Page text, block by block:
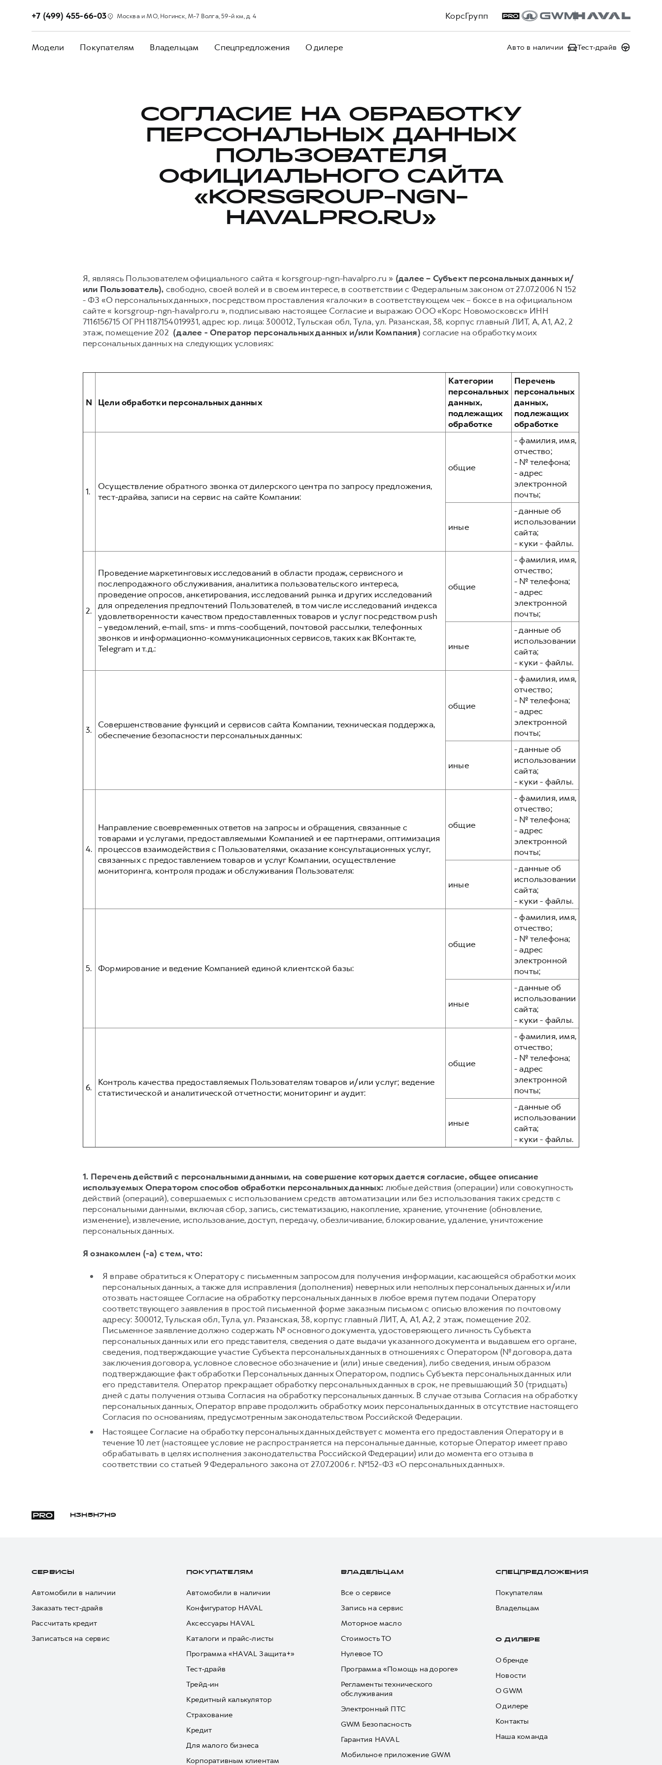
КорсГрупп
+7 (499) 455-66-03 Москва и МО, Ногинск, М-7 Волга, 59-й км, д. 4
Модели Покупателям Владельцам Спецпредложения О дилере Авто в наличии Тест-драйв
СОГЛАСИЕ НА ОБРАБОТКУ
ПЕРСОНАЛЬНЫХ ДАННЫХ
ПОЛЬЗОВАТЕЛЯ
ОФИЦИАЛЬНОГО САЙТА
«KORSGROUP-NGN-
HAVALPRO.RU»
Я, являясь Пользователем официального сайта « korsgroup-ngn-havalpro.ru » (далее – Субъект персональных данных и/
или Пользователь), свободно, своей волей и в своем интересе, в соответствии с Федеральным законом от 27.07.2006 N 152
- ФЗ «О персональных данных», посредством проставления «галочки» в соответствующем чек – боксе в на официальном
сайте « korsgroup-ngn-havalpro.ru », подписываю настоящее Согласие и выражаю ООО «Корс Новомосковск» ИНН
7116156715 ОГРН 1187154019931, адрес юр. лица: 300012, Тульская обл, Тула, ул. Рязанская, 38, корпус главный ЛИТ, А, А1, А2, 2
этаж, помещение 202 (далее - Оператор персональных данных и/или Компания) согласие на обработку моих
персональных данных на следующих условиях:
N Цели обработки персональных данных
Категории
персональных
данных,
подлежащих
обработке
Перечень
персональных
данных,
подлежащих
обработке
1.
Осуществление обратного звонка от дилерского центра по запросу предложения,
тест-драйва, записи на сервис на сайте Компании:
общие
- фамилия, имя,
отчество;
- № телефона;
- адрес
электронной
почты;
иные
- данные об
использовании
сайта;
- куки - файлы.
2.
Проведение маркетинговых исследований в области продаж, сервисного и
послепродажного обслуживания, аналитика пользовательского интереса,
проведение опросов, анкетирования, исследований рынка и других исследований
для определения предпочтений Пользователей, в том числе исследований индекса
удовлетворенности качеством предоставленных товаров и услуг посредством push
– уведомлений, e-mail, sms- и mms-сообщений, почтовой рассылки, телефонных
звонков и информационно-коммуникационных сервисов, таких как ВКонтакте,
Telegram и т.д.:
общие
- фамилия, имя,
отчество;
- № телефона;
- адрес
электронной
почты;
иные
- данные об
использовании
сайта;
- куки - файлы.
3.
Совершенствование функций и сервисов сайта Компании, техническая поддержка,
обеспечение безопасности персональных данных:
общие
- фамилия, имя,
отчество;
- № телефона;
- адрес
электронной
почты;
иные
- данные об
использовании
сайта;
- куки - файлы.
4.
Направление своевременных ответов на запросы и обращения, связанные с
товарами и услугами, предоставляемыми Компанией и ее партнерами, оптимизация
процессов взаимодействия с Пользователями, оказание консультационных услуг,
связанных с предоставлением товаров и услуг Компании, осуществление
мониторинга, контроля продаж и обслуживания Пользователя:
общие
- фамилия, имя,
отчество;
- № телефона;
- адрес
электронной
почты;
иные
- данные об
использовании
сайта;
- куки - файлы.
5. Формирование и ведение Компанией единой клиентской базы:
общие
- фамилия, имя,
отчество;
- № телефона;
- адрес
электронной
почты;
иные
- данные об
использовании
сайта;
- куки - файлы.
6.
Контроль качества предоставляемых Пользователям товаров и/или услуг; ведение
статистической и аналитической отчетности; мониторинг и аудит:
общие
- фамилия, имя,
отчество;
- № телефона;
- адрес
электронной
почты;
иные
- данные об
использовании
сайта;
- куки - файлы.
1. Перечень действий с персональными данными, на совершение которых дается согласие, общее описание
используемых Оператором способов обработки персональных данных: любые действия (операции) или совокупность
действий (операций), совершаемых с использованием средств автоматизации или без использования таких средств с
персональными данными, включая сбор, запись, систематизацию, накопление, хранение, уточнение (обновление,
изменение), извлечение, использование, доступ, передачу, обезличивание, блокирование, удаление, уничтожение
персональных данных.
Я ознакомлен (-а) с тем, что:
Я вправе обратиться к Оператору с письменным запросом для получения информации, касающейся обработки моих
персональных данных, а также для исправления (дополнения) неверных или неполных персональных данных и/или
отозвать настоящее Согласие на обработку персональных данных в любое время путем подачи Оператору
соответствующего заявления в простой письменной форме заказным письмом с описью вложения по почтовому
адресу: 300012, Тульская обл, Тула, ул. Рязанская, 38, корпус главный ЛИТ, А, А1, А2, 2 этаж, помещение 202.
Письменное заявление должно содержать № основного документа, удостоверяющего личность Субъекта
персональных данных или его представителя, сведения о дате выдачи указанного документа и выдавшем его органе,
сведения, подтверждающие участие Субъекта персональных данных в отношениях с Оператором (№ договора, дата
заключения договора, условное словесное обозначение и (или) иные сведения), либо сведения, иным образом
подтверждающие факт обработки Персональных данных Оператором, подпись Субъекта персональных данных или
его представителя. Оператор прекращает обработку персональных данных в срок, не превышающий 30 (тридцать)
дней с даты получения отзыва Согласия на обработку персональных данных. В случае отзыва Согласия на обработку
персональных данных, Оператор вправе продолжить обработку моих персональных данных в отсутствие настоящего
Согласия по основаниям, предусмотренным законодательством Российской Федерации.
Настоящее Согласие на обработку персональных данных действует с момента его предоставления Оператору и в
течение 10 лет (настоящее условие не распространяется на персональные данные, которые Оператор имеет право
обрабатывать в целях исполнения законодательства Российской Федерации) или до момента его отзыва в
соответствии со статьей 9 Федерального закона от 27.07.2006 г. №152-ФЗ «О персональных данных».
H3 H5H7 H9
СЕРВИСЫ
Автомобили в наличии
Заказать тест-драйв
Рассчитать кредит
Записаться на сервис
ПОКУПАТЕЛЯМ
Автомобили в наличии
Конфигуратор HAVAL
Аксессуары HAVAL
Каталоги и прайс-листы
Программа «HAVAL Защита+»
Тест-драйв
Трейд-ин
Кредитный калькулятор
Страхование
Кредит
Для малого бизнеса
Корпоративным клиентам
ВЛАДЕЛЬЦАМ
Все о сервисе
Запись на сервис
Моторное масло
Стоимость ТО
Нулевое ТО
Программа «Помощь на дороге»
Регламенты технического
обслуживания
Электронный ПТС
GWM Безопасность
Гарантия HAVAL
Мобильное приложение GWM
СПЕЦПРЕДЛОЖЕНИЯ
Покупателям
Владельцам
О ДИЛЕРЕ
О бренде
Новости
О GWM
О дилере
Контакты
Наша команда